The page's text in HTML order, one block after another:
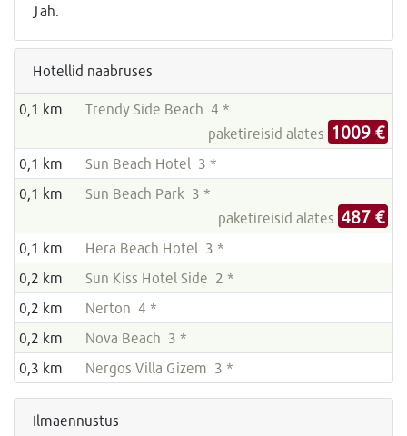
Jah.
Hotellid naabruses
0,1 km
Trendy Side Beach 4 *
paketireisid alates 1009 €
0,1 km
Sun Beach Hotel 3 *
0,1 km
Sun Beach Park 3 *
paketireisid alates 487 €
0,1 km
Hera Beach Hotel 3 *
0,2 km
Sun Kiss Hotel Side 2 *
0,2 km
Nerton 4 *
0,2 km
Nova Beach 3 *
0,3 km
Nergos Villa Gizem 3 *
Ilmaennustus